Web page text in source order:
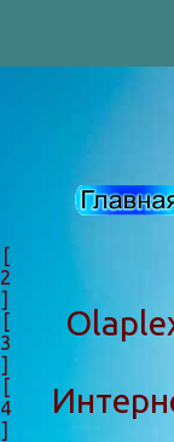
[
2
]
[
3
]
[
4
]